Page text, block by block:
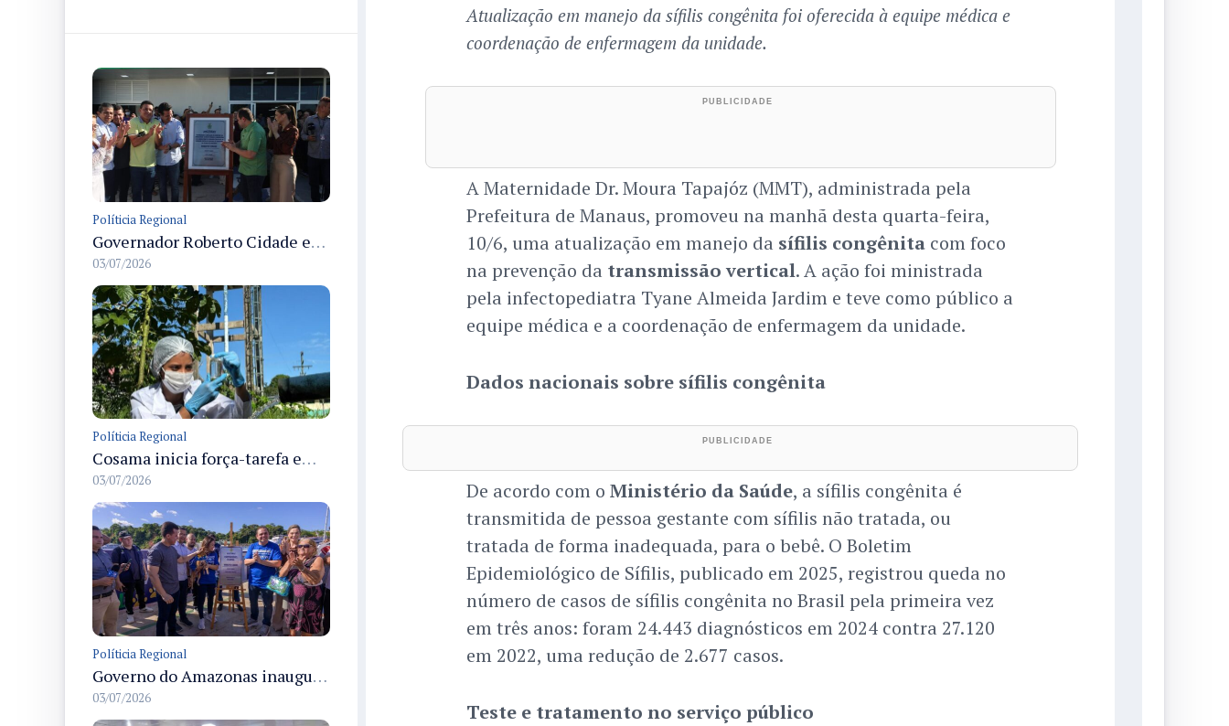
Políticia Regional
Governador Roberto Cidade entrega readequação do ambulatório da FCecon e amplia capacidade de atendimento oncológico em Manaus
03/07/2026
Políticia Regional
Cosama inicia força-tarefa em Anamã para fortalecer abastecimento de água e segurança hídrica da população
03/07/2026
Políticia Regional
Governo do Amazonas inaugura primeiro Castramóvel Fluvial para atendimento veterinário às comunidades ribeirinhas e castração gratuita
03/07/2026
Atualização em manejo da sífilis congênita foi oferecida à equipe médica e
coordenação de enfermagem da unidade.
A Maternidade Dr. Moura Tapajóz (MMT), administrada pela
Prefeitura de Manaus, promoveu na manhã desta quarta-feira,
10/6, uma atualização em manejo da sífilis congênitacom foco
na prevenção da transmissão vertical. A ação foi ministrada
pela infectopediatra Tyane Almeida Jardim e teve como público a
equipe médica e a coordenação de enfermagem da unidade.
Dados nacionais sobre sífilis congênita
De acordo com o Ministério da Saúde, a sífilis congênita é
transmitida de pessoa gestante com sífilis não tratada, ou
tratada de forma inadequada, para o bebê. O Boletim
Epidemiológico de Sífilis, publicado em 2025, registrou queda no
número de casos de sífilis congênita no Brasil pela primeira vez
em três anos: foram 24.443 diagnósticos em 2024 contra 27.120
em 2022, uma redução de 2.677 casos.
Teste e tratamento no serviço público